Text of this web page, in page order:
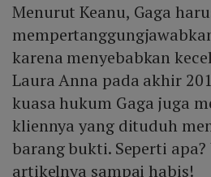
Menurut Keanu, Gaga
karena menyebabkan
Laura Anna pada akhir
kuasa hukum Gaga juga
kliennya yang dituduh
barang bukti. Seperti apa?
artikelnya sampai habis!